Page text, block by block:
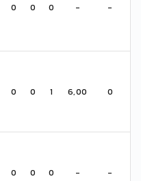
0 0 0 - -
0 0 1 6,00 0
0 0 0 - -